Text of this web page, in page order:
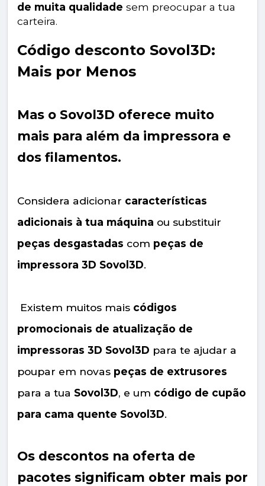
de muita qualidade sem preocupar a tua
carteira.
Código desconto Sovol3D:
Mais por Menos
Mas o Sovol3D oferece muito
mais para além da impressora e
dos filamentos.
Considera adicionar características
adicionais à tua máquina ou substituir
peças desgastadas com peças de
impressora 3D Sovol3D.
Existem muitos mais códigos
promocionais de atualização de
impressoras 3D Sovol3D para te ajudar a
poupar em novas peças de extrusores
para a tua Sovol3D, e um código de cupão
para cama quente Sovol3D.
Os descontos na oferta de
pacotes significam obter mais por